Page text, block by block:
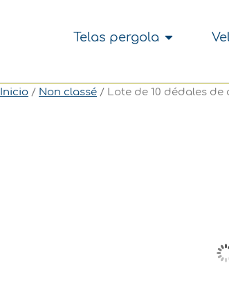
Telas pergola Abrir Telas
Inicio / Non classé / Lote de 10 dédales de